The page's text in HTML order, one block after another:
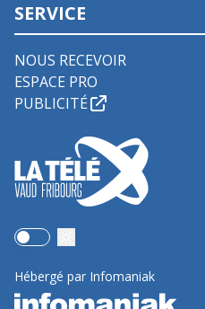
SERVICE
NOUS RECEVOIR
ESPACE PRO
PUBLICITÉ
Use setting
Hébergé par Infomaniak